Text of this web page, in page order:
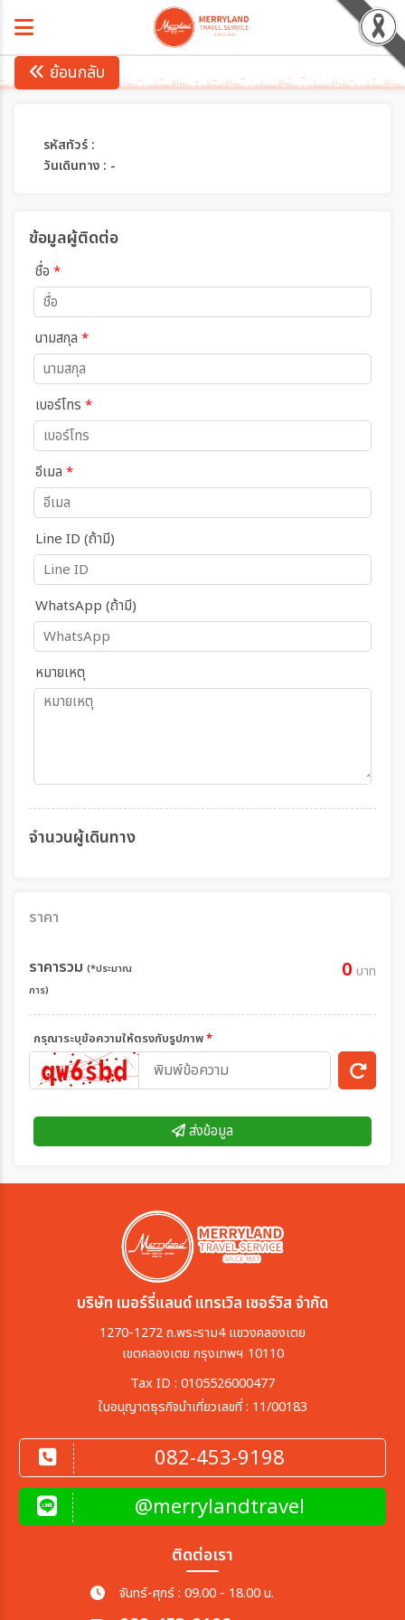
ย้อนกลับ
รหัสทัวร์ :
วันเดินทาง : -
ข้อมูลผู้ติดต่อ
ชื่อ *
นามสกุล *
เบอร์โทร *
อีเมล *
Line ID (ถ้ามี)
WhatsApp (ถ้ามี)
หมายเหตุ
จำนวนผู้เดินทาง
ราคา
ราคารวม (*ประมาณ
การ)
0 บาท
กรุณาระบุข้อความให้ตรงกับรูปภาพ*
ส่งข้อมูล
บริษัท เมอร์รี่แลนด์ แทรเวิล เซอร์วิส จำกัด
1270-1272 ถ.พระราม4 แขวงคลองเตย
เขตคลองเตย กรุงเทพฯ 10110
Tax ID : 0105526000477
ใบอนุญาตธุรกิจนำเที่ยวเลขที่ : 11/00183
082-453-9198
@merrylandtravel
ติดต่อเรา
จันทร์-ศุกร์ : 09.00 - 18.00 น.